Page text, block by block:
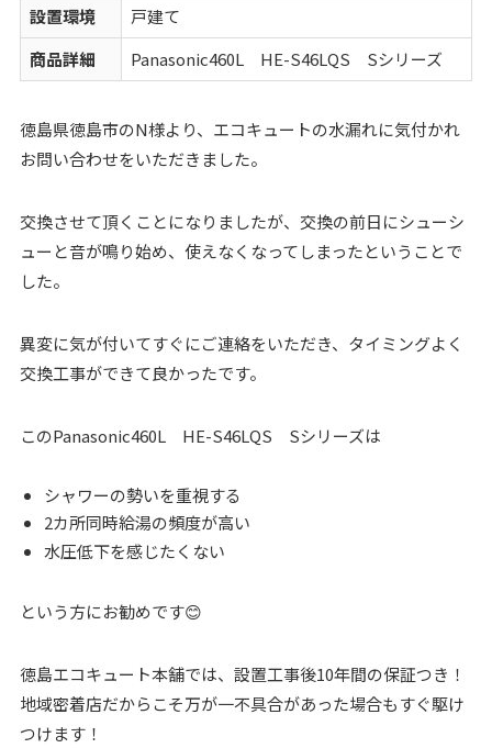
設置環境
戸建て
商品詳細
Panasonic460L HE-S46LQS Sシリーズ
徳島県徳島市のN様より、エコキュートの水漏れに気付かれ
お問い合わせをいただきました。
交換させて頂くことになりましたが、交換の前日にシューシ
ューと音が鳴り始め、使えなくなってしまったということで
した。
異変に気が付いてすぐにご連絡をいただき、タイミングよく
交換工事ができて良かったです。
このPanasonic460L HE-S46LQS Sシリーズは
シャワーの勢いを重視する
2カ所同時給湯の頻度が高い
水圧低下を感じたくない
という方にお勧めです😊
徳島エコキュート本舗では、設置工事後10年間の保証つき！
地域密着店だからこそ万が一不具合があった場合もすぐ駆け
つけます！